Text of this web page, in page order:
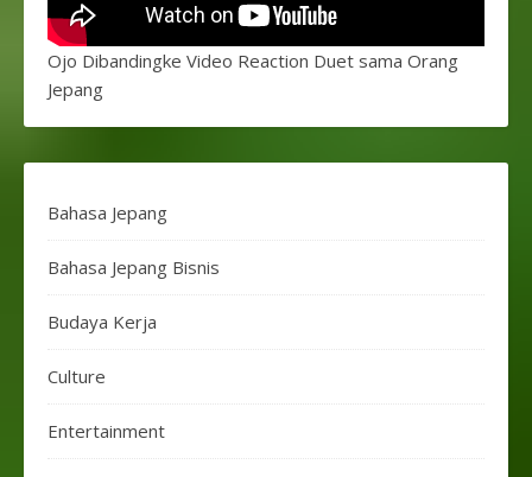
Ojo Dibandingke Video Reaction Duet sama Orang
Jepang
Bahasa Jepang
Bahasa Jepang Bisnis
Budaya Kerja
Culture
Entertainment